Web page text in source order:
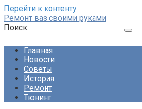
Перейти к контенту
Ремонт ваз своими руками
Поиск:
Главная
Новости
Советы
История
Ремонт
Тюнинг